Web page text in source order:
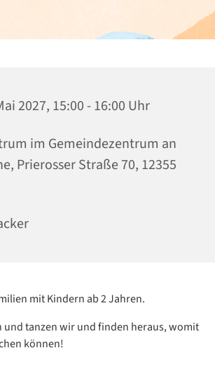
2027, 15:00 - 16:00 Uhr
im Gemeindezentrum an
Prierosser Straße 70, 12355
mit Kindern ab 2 Jahren.
und tanzen wir und finden heraus, womit
können!